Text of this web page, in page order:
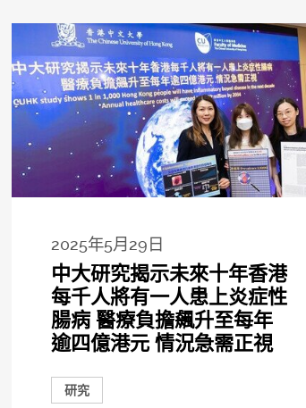
2025年5月29日
中大研究揭示未來十年香港
每千人將有一人患上炎症性
腸病 醫療負擔飆升至每年
逾四億港元 情況急需正視
研究